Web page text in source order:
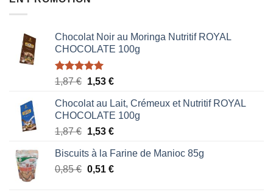
Chocolat Noir au Moringa Nutritif ROYAL
CHOCOLATE 100g
Note5.00
sur 5
1,87€ Le
initial
était :
1,87 €.
1,53 €Le
actuel
est :
1,53 €.
Chocolat au Lait, Crémeux et Nutritif ROYAL
CHOCOLATE 100g
1,87€ Le
initial
était :
1,53 €Le
actuel
est :
Biscuits à la Farine de Manioc 85g
0,85€ Le
0,51 €Le